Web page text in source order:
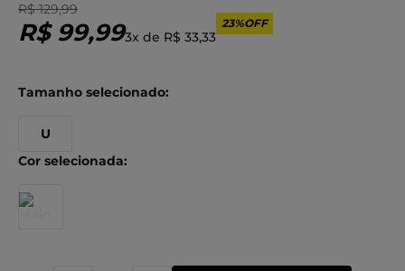
R$ 129,99
R$ 99,993x de R$ 33,33
23%OFF
U